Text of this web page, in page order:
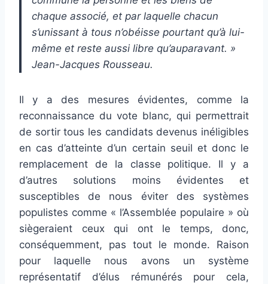
chaque associé, et par laquelle chacun
s’unissant à tous n’obéisse pourtant qu’à lui-
même et reste aussi libre qu’auparavant. »
Jean-Jacques Rousseau.
Il y a des mesures évidentes, comme la
reconnaissance du vote blanc, qui permettrait
de sortir tous les candidats devenus inéligibles
en cas d’atteinte d’un certain seuil et donc le
remplacement de la classe politique. Il y a
d’autres solutions moins évidentes et
susceptibles de nous éviter des systèmes
populistes comme « l’Assemblée populaire » où
siègeraient ceux qui ont le temps, donc,
conséquemment, pas tout le monde. Raison
pour laquelle nous avons un système
représentatif d’élus rémunérés pour cela,